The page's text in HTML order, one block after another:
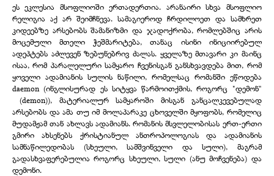
ეს ეკლესია მსოფლიოში ერთადერთია. არანაირი სხვა მსოფლიო
რელიგია აქ არ შეიმჩნევა. სამაგიეროდ ჩრდილოეთ და სამხრეთ
კიდეებზე არსებობს შამანიზმი და ჯადოქრობა, რომლებშიც არის
მოცემული მთელი ჭეშმარიტება, თანაც ისინი ინიციირებულ
ადეპტებს აძლევენ ზებუნებრივ ძალას. ყველაზე მთავარი კი მაინც
ისაა, რომ პარალელური სამყარო ჩვენისგან განსხვავდება მით, რომ
ყოველი ადამიანის სულის ნაწილი, რომელსაც რომანში ეწოდება
daemon (ინგლისურად ეს სიტყვა წარმოითქმის, როგორც "დემონ"
(demon)), მატერიალურ სამყაროში მისგან განცალკევებულად
არსებობს და ამა თუ იმ მოლაპარაკე ცხოველში მყოფობს, რომელიც
მუდამჟამ თან ახლავს ადამიანს. რომანის მსვლელობისას ერთ-ერთი
გმირი ახსენებს ქრისტიანულ ანთროპოლოგიას და ადამიანის
სამნაწილედობას (სხეული, სამშვინველი და სული), მაგრამ
გადასხვაფერებულია როგორც სხეული, სული (ანუ მოჩვენება) და
დემონი.